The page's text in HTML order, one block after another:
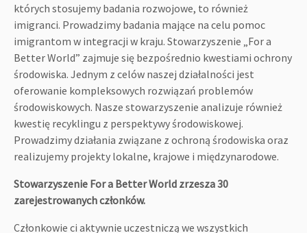
których stosujemy badania rozwojowe, to również
imigranci. Prowadzimy badania mające na celu pomoc
imigrantom w integracji w kraju. Stowarzyszenie „For a
Better World” zajmuje się bezpośrednio kwestiami ochrony
środowiska. Jednym z celów naszej działalności jest
oferowanie kompleksowych rozwiązań problemów
środowiskowych. Nasze stowarzyszenie analizuje również
kwestię recyklingu z perspektywy środowiskowej.
Prowadzimy działania związane z ochroną środowiska oraz
realizujemy projekty lokalne, krajowe i międzynarodowe.
Stowarzyszenie For a Better World zrzesza 30
zarejestrowanych członków.
Członkowie ci aktywnie uczestniczą we wszystkich